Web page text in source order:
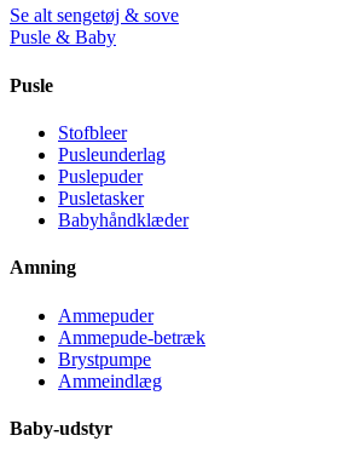
Se alt sengetøj & sove
Pusle & Baby
Pusle
Stofbleer
Pusleunderlag
Puslepuder
Pusletasker
Babyhåndklæder
Amning
Ammepuder
Ammepude-betræk
Brystpumpe
Ammeindlæg
Baby-udstyr